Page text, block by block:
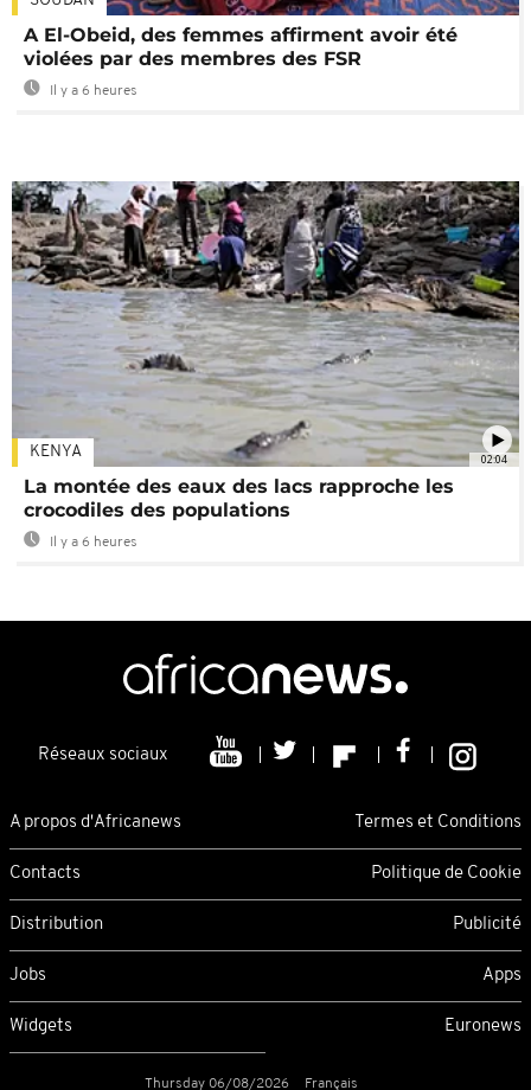
A El-Obeid, des femmes affirment avoir été
violées par des membres des FSR
Il y a 6 heures
02:04
KENYA
La montée des eaux des lacs rapproche les
crocodiles des populations
Il y a 6 heures
Réseaux sociaux
A propos d'Africanews Termes et Conditions
Contacts Politique de Cookie
Distribution Publicité
Jobs Apps
Widgets Euronews
Thursday 06/08/2026